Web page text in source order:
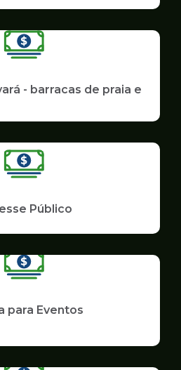
- barracas de praia e
Público
para Eventos